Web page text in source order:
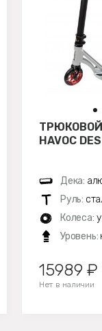
HAVOC
Дека:
Руль:
Колеса:
Уровень:
15989 ₽
Нет в наличии